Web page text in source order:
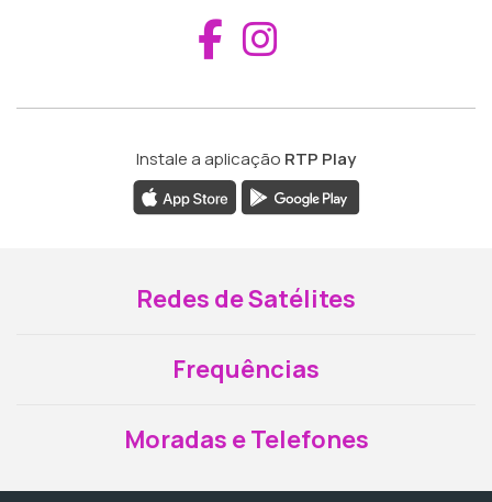
Aceder ao
Instale a aplicação RTP Play
Redes de Satélites
Frequências
Moradas e Telefones